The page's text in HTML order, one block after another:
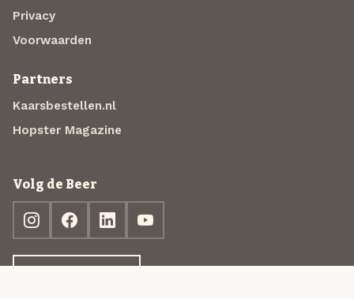
Privacy
Voorwaarden
Partners
Kaarsbestellen.nl
Hopster Magazine
Volg de Beer